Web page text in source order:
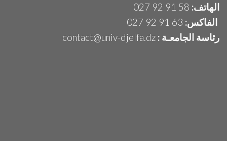
الهاتف:
الفاكس:
رئاسة الجامعـة : contact@univ-djelfa.dz